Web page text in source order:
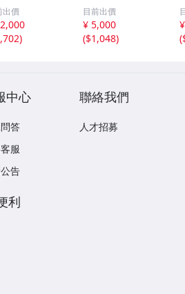
瑪瑙丸珠 天
珠組み合わせ
スレット 縞
古玩 アンテ
出價
)
石 黒皮玉 太陽神
祈祷像 唐物 骨董
品 古美術 古玉 彫
刻 時代物 魔除け
目前出價
¥ 5,000
($1,048)
(
中心
答
服
告
聯絡我們
人才招募
利